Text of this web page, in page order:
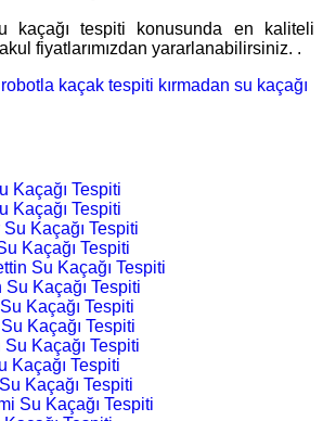
kaçağı tespiti konusunda en kaliteli
fiyatlarımızdan yararlanabilirsiniz. .
kaçak tespiti kırmadan su kaçağı
Kaçağı Tespiti
Kaçağı Tespiti
Su Kaçağı Tespiti
Kaçağı Tespiti
Su Kaçağı Tespiti
Kaçağı Tespiti
Kaçağı Tespiti
Kaçağı Tespiti
Kaçağı Tespiti
Kaçağı Tespiti
Kaçağı Tespiti
Su Kaçağı Tespiti